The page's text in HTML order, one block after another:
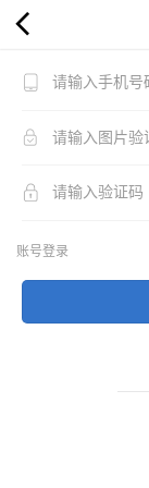
账号登录